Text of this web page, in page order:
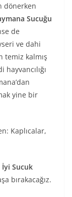
dönerken
Sucuğu
de
ve dahi
temiz kalmış
yine bir
Kaplıcalar,
İyi Sucuk
bırakacağız.